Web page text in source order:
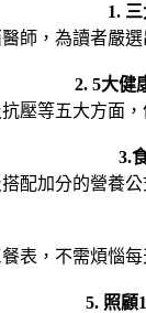
1.
師，為讀者嚴
2. 5大健
壓等五大方面
3.
配加分的營養
表，不需煩惱
5. 照顧